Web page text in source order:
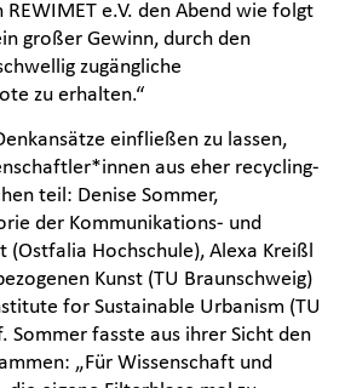
e.V. den Abend wie folgt
großer Gewinn, durch den
zugängliche
zu erhalten.“
einfließen zu lassen,
aus eher recycling-
teil: Denise Sommer,
der Kommunikations- und
(Ostfalia Hochschule), Alexa Kreißl
Kunst (TU Braunschweig)
for Sustainable Urbanism (TU
Sommer fasste aus ihrer Sicht den
„Für Wissenschaft und